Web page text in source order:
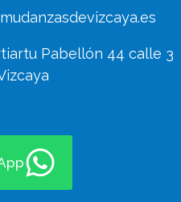
Pabellón 44 calle 3